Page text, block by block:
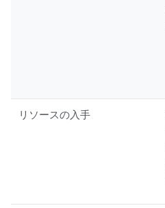
リソースの入手